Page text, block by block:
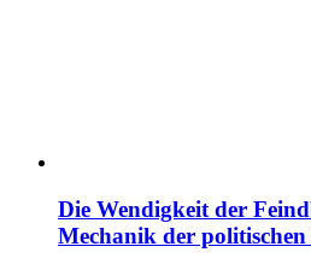
Die Wendigkeit der
Mechanik der